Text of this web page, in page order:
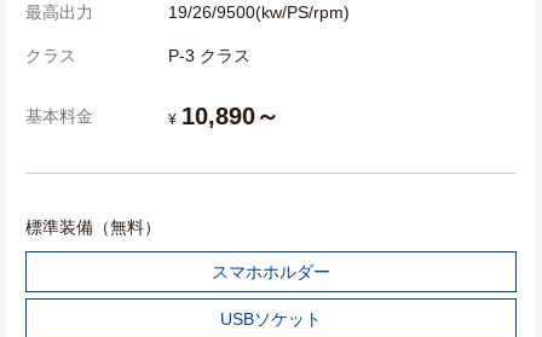
最高出力 19/26/9500(kw/PS/rpm)
クラス P-3 クラス
基本料金 ¥ 10,890～
標準装備（無料）
スマホホルダー
USBソケット